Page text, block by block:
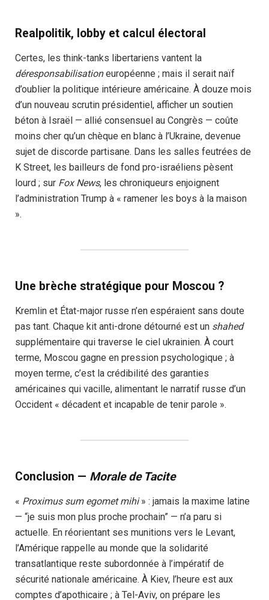
Realpolitik, lobby et calcul électoral
Certes, les think-tanks libertariens vantent la
déresponsabilisationeuropéenne ; mais il serait naïf
d’oublier la politique intérieure américaine. À douze mois
d’un nouveau scrutin présidentiel, afficher un soutien
béton à Israël — allié consensuel au Congrès — coûte
moins cher qu’un chèque en blanc à l’Ukraine, devenue
sujet de discorde partisane. Dans les salles feutrées de
K Street, les bailleurs de fond pro-israéliens pèsent
lourd ; sur Fox News, les chroniqueurs enjoignent
l’administration Trump à « ramener les boys à la maison
».
Une brèche stratégique pour Moscou ?
Kremlin et État-major russe n’en espéraient sans doute
pas tant. Chaque kit anti-drone détourné est un shahed
supplémentaire qui traverse le ciel ukrainien. À court
terme, Moscou gagne en pression psychologique ; à
moyen terme, c’est la crédibilité des garanties
américaines qui vacille, alimentant le narratif russe d’un
Occident « décadent et incapable de tenir parole ».
Conclusion — Morale de Tacite
« Proximus sum egomet mihi» : jamais la maxime latine
— “je suis mon plus proche prochain” — n’a paru si
actuelle. En réorientant ses munitions vers le Levant,
l’Amérique rappelle au monde que la solidarité
transatlantique reste subordonnée à l’impératif de
sécurité nationale américaine. À Kiev, l’heure est aux
comptes d’apothicaire ; à Tel-Aviv, on prépare les